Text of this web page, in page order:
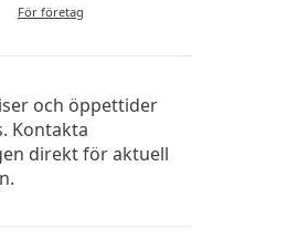
För företag
och öppettider
Kontakta
direkt för aktuell